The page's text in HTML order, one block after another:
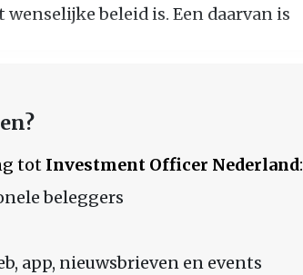
beleid is. Een daarvan is
tot Investment Officer Nederland:
beleggers
app, nieuwsbrieven en events